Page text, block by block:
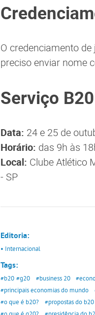
O credenciamento
preciso enviar nome
Serviço
Data: 24 e 25 de
Horário: das 9h às
Local: Clube Atlético
- SP
Editoria:
• Internacional
Tags:
#b20 #g20 #business 20
#principais economias do mundo
#o que é b20?
#propostas do b20
#o que é g20?
#presidência do